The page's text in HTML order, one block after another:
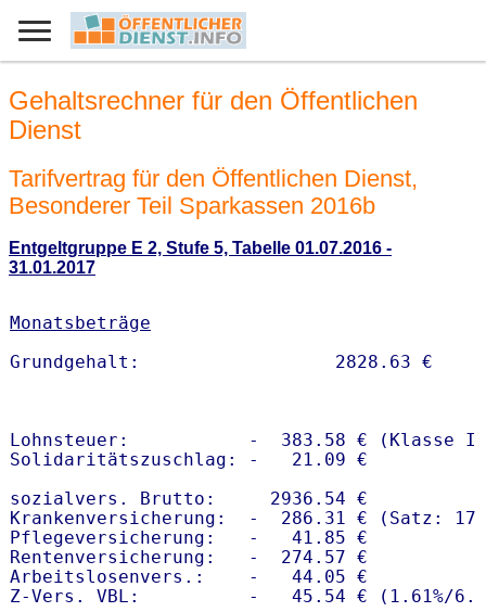
Gehaltsrechner für den Öffentlichen
Dienst
Tarifvertrag für den Öffentlichen Dienst,
Besonderer Teil Sparkassen 2016b
Entgeltgruppe E 2, Stufe 5, Tabelle 01.07.2016 -
31.01.2017
Monatsbeträge
Lohnsteuer:           -  383.58 € (Klasse I)
Solidaritätszuschlag: -   21.09 €
sozialvers. Brutto:     2936.54 €
Krankenversicherung:  -  286.31 € (Satz:
Pflegeversicherung:   -   41.85 €
Rentenversicherung:   -  274.57 €
Arbeitslosenvers.:    -   44.05 €
Z-Vers. VBL:          -   45.54 € ( 1.61%/